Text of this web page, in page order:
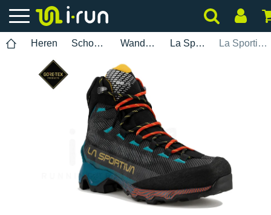
Heren Schoenen Wandelen La Sportiva La Sportiva Aequilibrium Hike Gore-Tex